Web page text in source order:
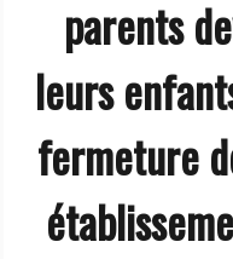
parents
leurs
fermeture